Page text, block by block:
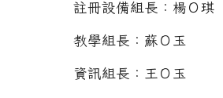
註冊設備組長：楊Ｏ琪
教學組長：蘇Ｏ玉
資訊組長：王Ｏ玉